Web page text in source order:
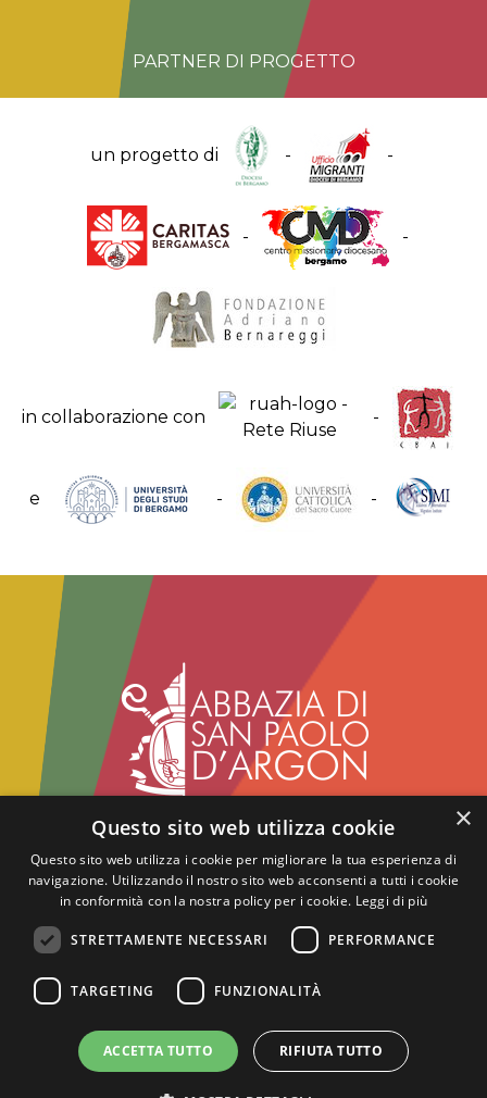
PARTNER DI PROGETTO
un progetto di - -
- -
in collaborazione con -
e - -
Abbazia benedettina di San Paolo d'Argon
Via del Convento, 1 - 24060
San Paolo d'Argon - BG
tel.:+39 035.958859- fax: +39 035.4216417
info@abbaziasanpaolodargon.org
diritti riservati
Privacy
seguici
×
Questo sito web utilizza cookie
Questo sito web utilizza i cookie per migliorare la tua esperienza di
navigazione. Utilizzando il nostro sito web acconsenti a tutti i cookie
in conformità con la nostra policy per i cookie. Leggi di più
STRETTAMENTE NECESSARI PERFORMANCE
TARGETING FUNZIONALITÀ
ACCETTA TUTTO RIFIUTA TUTTO